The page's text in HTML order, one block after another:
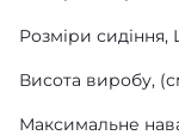
Розміри сидіння,
Висота виробу,
Максимальне